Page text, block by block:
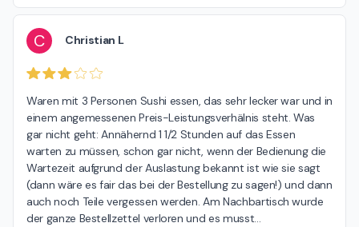
C Christian L
Waren mit 3 Personen Sushi essen, das sehr lecker war und in
einem angemessenen Preis-Leistungsverhälnis steht. Was
gar nicht geht: Annähernd 1 1/2 Stunden auf das Essen
warten zu müssen, schon gar nicht, wenn der Bedienung die
Wartezeit aufgrund der Auslastung bekannt ist wie sie sagt
(dann wäre es fair das bei der Bestellung zu sagen!) und dann
auch noch Teile vergessen werden. Am Nachbartisch wurde
der ganze Bestellzettel verloren und es musst…